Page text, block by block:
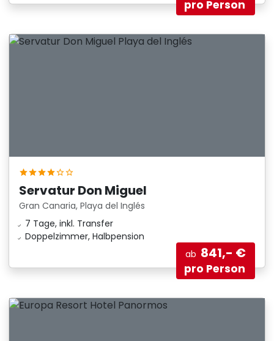
pro Person
Servatur Don Miguel
Gran Canaria, Playa del Inglés
7 Tage, inkl. Transfer
Doppelzimmer, Halbpension
ab 841,- €
pro Person